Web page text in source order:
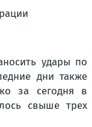
удары по
дни также
за сегодня в
свыше трех